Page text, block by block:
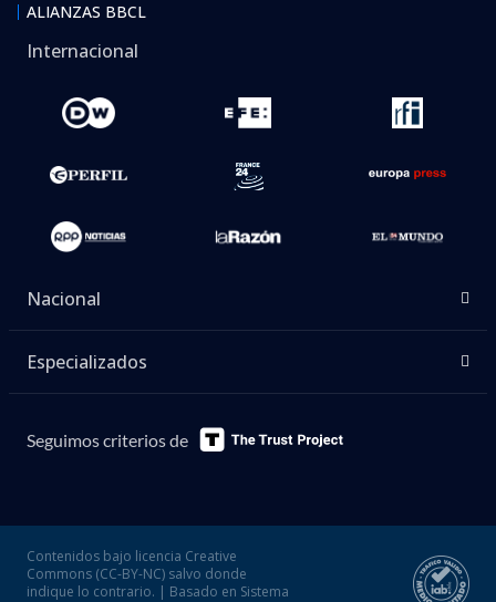
ALIANZAS BBCL
Internacional
Nacional
Especializados
Seguimos criterios de
Contenidos bajo licencia Creative
Commons (CC-BY-NC) salvo donde
indique lo contrario. | Basado en Sistema